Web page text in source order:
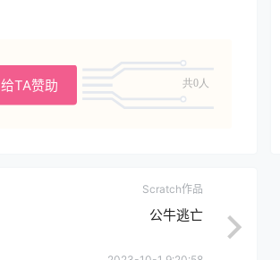
给TA赞助 共0人
Scratch作品
公牛逃亡